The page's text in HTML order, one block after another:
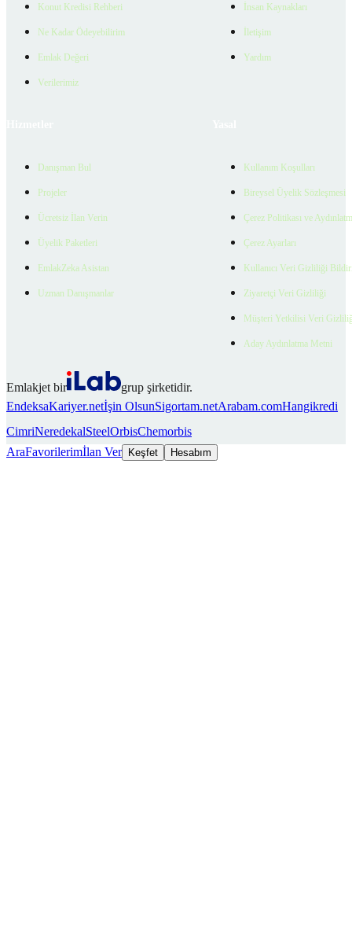
Konut Kredisi Rehberi
Ne Kadar Ödeyebilirim
Emlak Değeri
Verilerimiz
İnsan Kaynakları
İletişim
Yardım
Danışman Bul
Projeler
Ücretsiz İlan Verin
Üyelik Paketleri
EmlakZeka Asistan
Uzman Danışmanlar
Kullanım Koşulları
Bireysel Üyelik Sözleşmesi
Çerez Politikası ve
Çerez Ayarları
Kullanıcı Veri Gizliliği
Ziyaretçi Veri Gizliliği
Müşteri Yetkilisi Veri
Aday Aydınlatma Metni
Emlakjet bir
grup şirketidir.
EndeksaKariyer.netİşin OlsunSigortam.netArabam.comHangikredi
CimriNeredekalSteelOrbisChemorbis
AraFavorilerimİlan Ver Keşfet Hesabım